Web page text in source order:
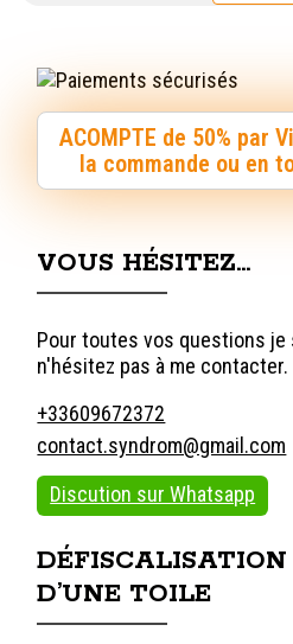
ACOMPTE de 50% par
la commande ou en
VOUS HÉSITEZ…
Pour toutes vos questions je
n'hésitez pas à me contacter.
+33609672372
contact.syndrom@gmail.com
Discution sur Whatsapp
DÉFISCALISATION
D’UNE TOILE